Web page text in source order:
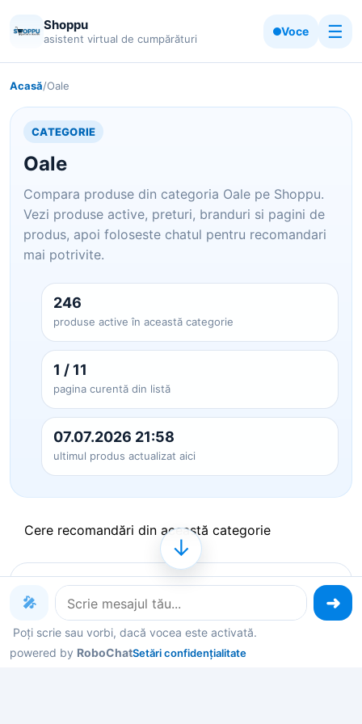
Shoppu
asistent virtual de cumpărături
Voce ☰
Acasă/Oale
CATEGORIE
Oale
Compara produse din categoria Oale pe Shoppu.
Vezi produse active, preturi, branduri si pagini de
produs, apoi foloseste chatul pentru recomandari
mai potrivite.
246
produse active în această categorie
1 / 11
pagina curentă din listă
07.07.2026 21:58
ultimul produs actualizat aici
Cere recomandări din această categorie
Produse pe care le poți explora
acum
Deschide un produs ca să vezi detalii, sau spune-
🎤
Poți scrie sau vorbi, dacă vocea este activată.
powered by RoboChatSetări confidențialitate
↓